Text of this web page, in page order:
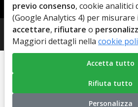
Elenco Farmaci
© Copyright 2026 AdCapital S.r.L. -
Privacy Policy-
previo consenso, cookie analitici
(Google Analytics 4) per
accettare, rifiutare o
Maggiori dettagli nella cookie
Accetta tutto
Rifiuta tutto
Personalizza